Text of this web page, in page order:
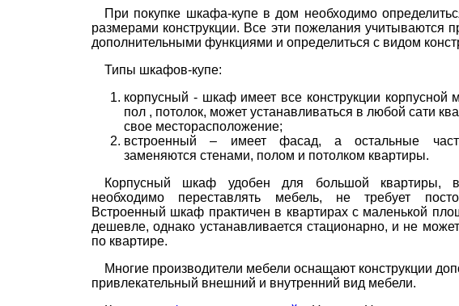
При покупке шкафа-купе в дом необходимо
размерами конструкции. Все эти пожелания учитываются
дополнительными функциями и определиться с видом
Типы шкафов-купе:
корпусный - шкаф имеет все конструкции корпусной
пол , потолок, может устанавливаться в любой сати
свое месторасположение;
встроенный – имеет фасад, а остальные
заменяются стенами, полом и потолком квартиры.
Корпусный шкаф удобен для большой квартиры,
необходимо переставлять мебель, не требует
Встроенный шкаф практичен в квартирах с маленькой
дешевле, однако устанавливается стационарно, и не
по квартире.
Многие производители мебели оснащают конструкции
привлекательный внешний и внутренний вид мебели.